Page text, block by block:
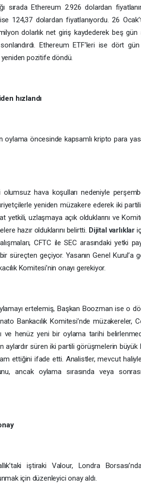
sırada Ethereum 2.926 dolardan
124,37 dolardan fiyatlanıyordu. 26
dolarlık net giriş kaydederek beş
Ethereum ETF’leri ise dört
yeniden pozitife döndü.
hızlandı
oylama öncesinde kapsamlı kripto para
olumsuz hava koşulları nedeniyle
yeniden müzakere ederek iki
uzlaşmaya açık olduklarını ve
hazır olduklarını belirtti. Dijital varlıklar
CFTC ile SEC arasındaki yetki
süreçten geçiyor. Yasanın Genel Kurul’a
Komitesi’nin onayı gerekiyor.
ertelemiş, Başkan Boozman ise o
Bankacılık Komitesi’nde müzakereler,
ve henüz yeni bir oylama tarihi
süren iki partili görüşmelerin büyük
ettiğini ifade etti. Analistler, mevcut
ancak oylama sırasında veya
iştiraki Valour, Londra
için düzenleyici onay aldı.